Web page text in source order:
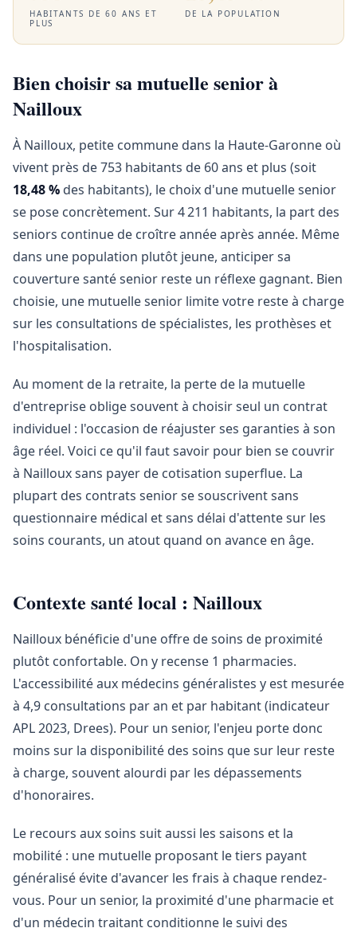
HABITANTS DE 60 ANS ET
PLUS
DE LA POPULATION
Bien choisir sa mutuelle senior à
Nailloux
À Nailloux, petite commune dans la Haute-Garonne où
vivent près de 753 habitants de 60 ans et plus (soit
18,48 % des habitants), le choix d'une mutuelle senior
se pose concrètement. Sur 4 211 habitants, la part des
seniors continue de croître année après année. Même
dans une population plutôt jeune, anticiper sa
couverture santé senior reste un réflexe gagnant. Bien
choisie, une mutuelle senior limite votre reste à charge
sur les consultations de spécialistes, les prothèses et
l'hospitalisation.
Au moment de la retraite, la perte de la mutuelle
d'entreprise oblige souvent à choisir seul un contrat
individuel : l'occasion de réajuster ses garanties à son
âge réel. Voici ce qu'il faut savoir pour bien se couvrir
à Nailloux sans payer de cotisation superflue. La
plupart des contrats senior se souscrivent sans
questionnaire médical et sans délai d'attente sur les
soins courants, un atout quand on avance en âge.
Contexte santé local : Nailloux
Nailloux bénéficie d'une offre de soins de proximité
plutôt confortable. On y recense 1 pharmacies.
L'accessibilité aux médecins généralistes y est mesurée
à 4,9 consultations par an et par habitant (indicateur
APL 2023, Drees). Pour un senior, l'enjeu porte donc
moins sur la disponibilité des soins que sur leur reste
à charge, souvent alourdi par les dépassements
d'honoraires.
Le recours aux soins suit aussi les saisons et la
mobilité : une mutuelle proposant le tiers payant
généralisé évite d'avancer les frais à chaque rendez-
vous. Pour un senior, la proximité d'une pharmacie et
d'un médecin traitant conditionne le suivi des